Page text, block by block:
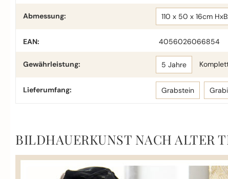
Abmessung: 110 x 50 x 16cm
EAN: 4056026066854
Gewährleistung: 5 Jahre
Lieferumfang: Grabstein
BILDHAUERKUNST NACH ALTER